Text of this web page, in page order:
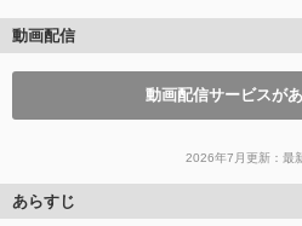
動画配信
動画配信サービスが
2026年7月更新：最
あらすじ